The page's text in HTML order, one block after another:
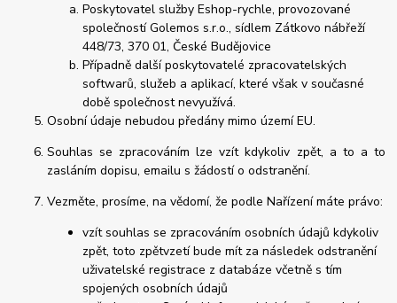
Poskytovatel služby Eshop-rychle, provozované
společností Golemos s.r.o., sídlem Zátkovo nábřeží
448/73, 370 01, České Budějovice
Případně další poskytovatelé zpracovatelských
softwarů, služeb a aplikací, které však v současné
době společnost nevyužívá.
Osobní údaje nebudou předány mimo území EU.
Souhlas se zpracováním lze vzít kdykoliv zpět, a to a to
zasláním dopisu, emailu s žádostí o odstranění.
Vezměte, prosíme, na vědomí, že podle Nařízení máte právo:
vzít souhlas se zpracováním osobních údajů kdykoliv
zpět, toto zpětvzetí bude mít za následek odstranění
uživatelské registrace z databáze včetně s tím
spojených osobních údajů